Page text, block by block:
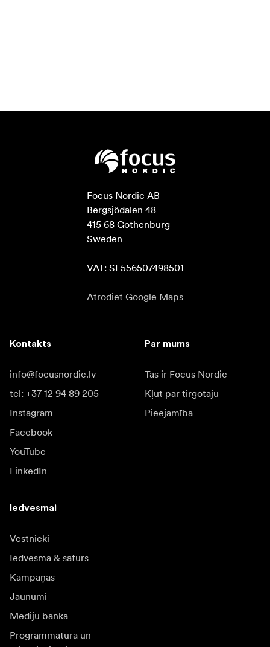
Focus Nordic AB
Bergsjödalen 48
415 68 Gothenburg
Sweden
VAT: SE556507498501
Atrodiet Google Maps
Kontakts
info@focusnordic.lv
tel: +37 12 94 89 205
Instagram
Facebook
YouTube
LinkedIn
Par mums
Tas ir Focus Nordic
Kļūt par tirgotāju
Pieejamība
Iedvesmai
Vēstnieki
Iedvesma & saturs
Kampaņas
Jaunumi
Mediju banka
Programmatūra un